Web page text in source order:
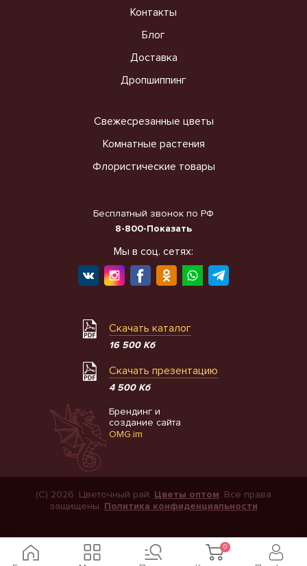
0
Контакты
Блог
Доставка
Дропшиппинг
Свежесрезанные цветы
Комнатные растения
Флористические товары
Бесплатный звонок по РФ
8-800-Показать
Мы в соц. сетях:
Скачать каталог
16 500 Кб
Скачать презентацию
4 500 Кб
Брендинг и
создание сайта
OMG.im
(С) 2026. Цветочный рай. Цветы оптом. Все права
защищены. Политика конфиденциальности